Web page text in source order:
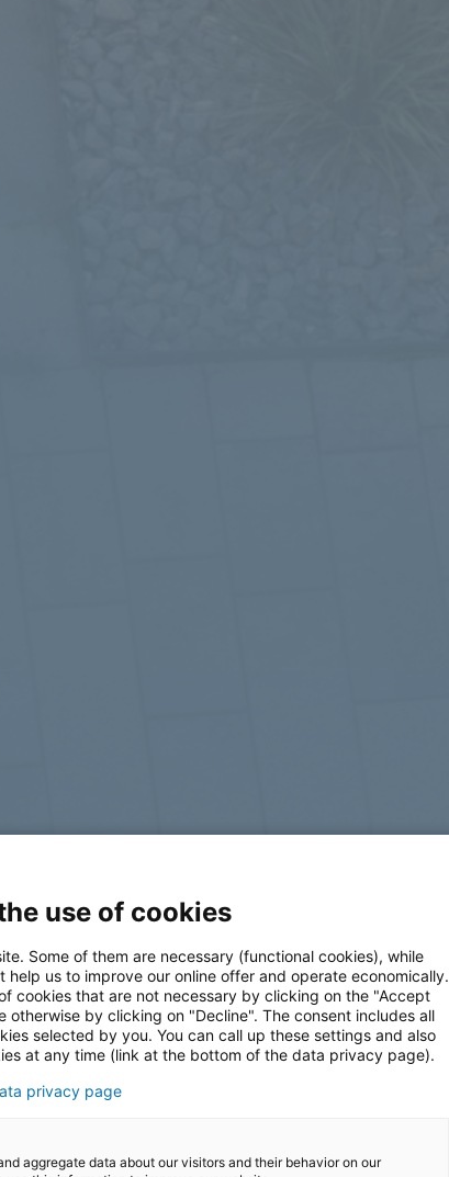
use of cookies
Some of them are necessary (functional cookies), while
help us to improve our online offer and operate economically.
cookies that are not necessary by clicking on the "Accept
otherwise by clicking on "Decline". The consent includes all
selected by you. You can call up these settings and also
at any time (link at the bottom of the data privacy page).
privacy page
aggregate data about our visitors and their behavior on our